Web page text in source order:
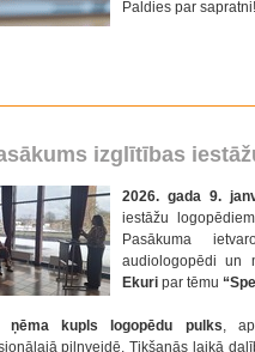
Paldies par sapratni!
izglītības
2026. gada 9.
iestāžu
Pasākuma
audiologopēdi un
Ekuri par tēmu
ņēma kupls logopēdu pulks,
pilnveidē. Tikšanās laikā